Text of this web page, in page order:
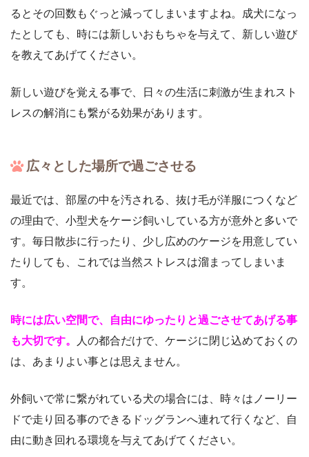
るとその回数もぐっと減ってしまいますよね。成犬になっ
たとしても、時には新しいおもちゃを与えて、新しい遊び
を教えてあげてください。
新しい遊びを覚える事で、日々の生活に刺激が生まれスト
レスの解消にも繋がる効果があります。
広々とした場所で過ごさせる
最近では、部屋の中を汚される、抜け毛が洋服につくなど
の理由で、小型犬をケージ飼いしている方が意外と多いで
す。毎日散歩に行ったり、少し広めのケージを用意してい
たりしても、これでは当然ストレスは溜まってしまいま
す。
時には広い空間で、自由にゆったりと過ごさせてあげる事
も大切です。
人の都合だけで、ケージに閉じ込めておくの
は、あまりよい事とは思えません。
外飼いで常に繋がれている犬の場合には、時々はノーリー
ドで走り回る事のできるドッグランへ連れて行くなど、自
由に動き回れる環境を与えてあげてください。